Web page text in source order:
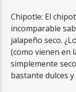
Chipotle: El
incomparable
jalapeño seco.
(como vienen en
simplemente
bastante dulces